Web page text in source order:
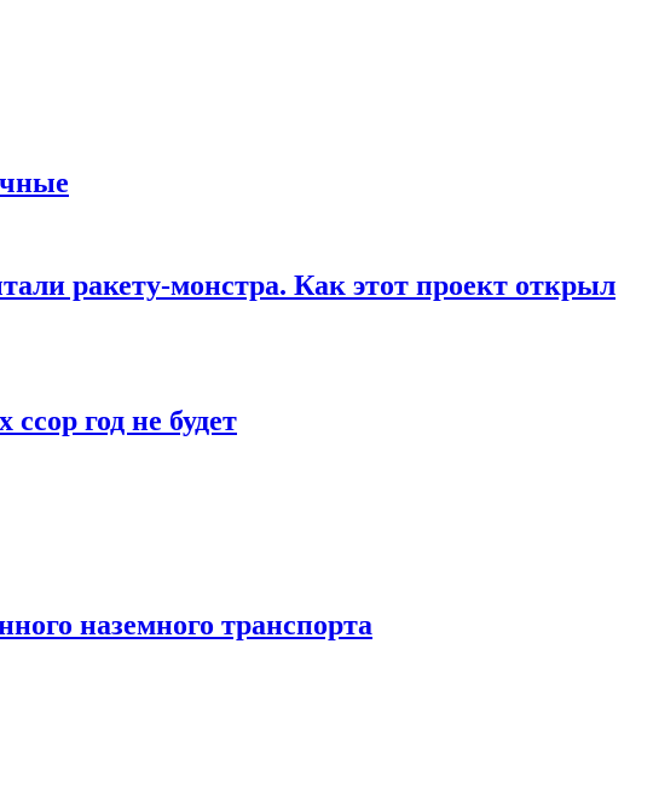
ракету-монстра. Как этот проект открыл
год не будет
наземного транспорта